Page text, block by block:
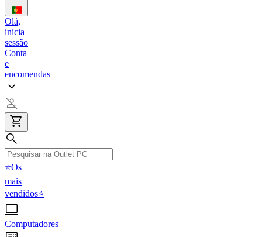
Olá,
inicia
sessão
Conta
e
encomendas
⭐Os
mais
vendidos⭐
Computadores